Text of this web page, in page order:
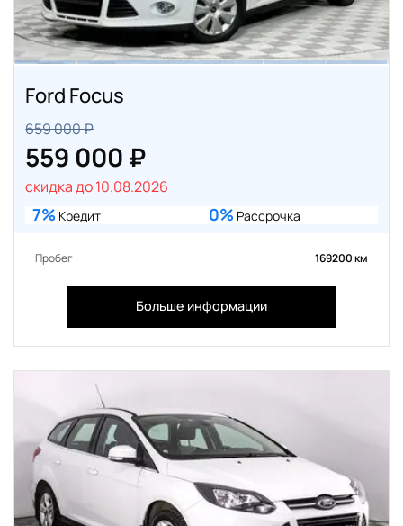
Ford Focus
659 000 ₽
559 000 ₽
скидка до 10.08.2026
7% Кредит 0% Рассрочка
Пробег 169200 км
Больше информации